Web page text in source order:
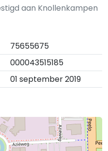
aan Knollenkampen
75655675
000043515185
01 september 2019